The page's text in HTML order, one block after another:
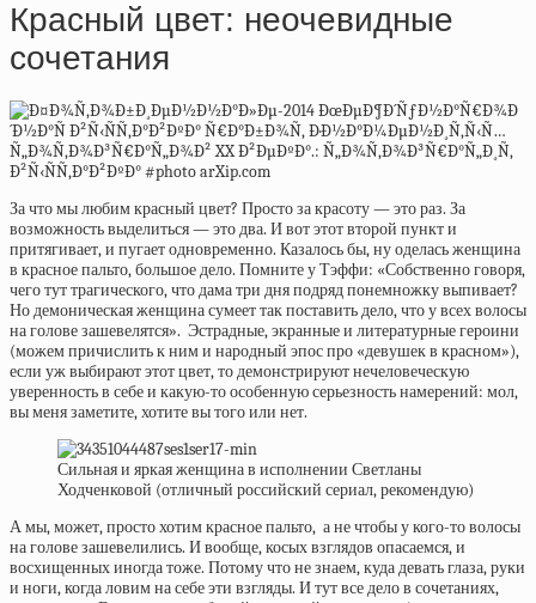
Красный цвет: неочевидные
сочетания
За что мы любим красный цвет? Просто за красоту — это раз. За
возможность выделиться — это два. И вот этот второй пункт и
притягивает, и пугает одновременно. Казалось бы, ну оделась женщина
в красное пальто, большое дело. Помните у Тэффи: «Собственно говоря,
чего тут трагического, что дама три дня подряд понемножку выпивает?
Но демоническая женщина сумеет так поставить дело, что у всех волосы
на голове зашевелятся». Эстрадные, экранные и литературные героини
(можем причислить к ним и народный эпос про «девушек в красном»),
если уж выбирают этот цвет, то демонстрируют нечеловеческую
уверенность в себе и какую-то особенную серьезность намерений: мол,
вы меня заметите, хотите вы того или нет.
Сильная и яркая женщина в исполнении Светланы
Ходченковой (отличный российский сериал, рекомендую)
А мы, может, просто хотим красное пальто, а не чтобы у кого-то волосы
на голове зашевелились. И вообще, косых взглядов опасаемся, и
восхищенных иногда тоже. Потому что не знаем, куда девать глаза, руки
и ноги, когда ловим на себе эти взгляды. И тут все дело в сочетаниях,